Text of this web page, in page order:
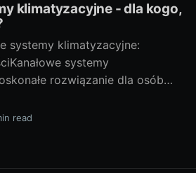
klimatyzacyjne - dla kogo,
systemy klimatyzacyjne:
systemy
rozwiązanie dla osób
przyjemnym chłodem
Ich działanie opiera się na
do poszczególnych
read